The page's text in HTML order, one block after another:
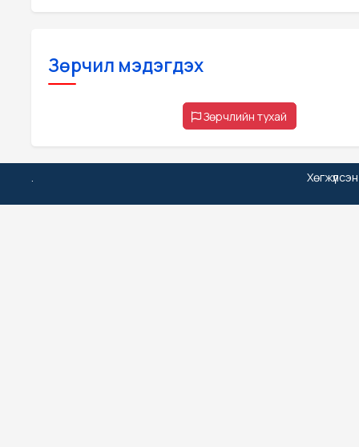
Зөрчил мэдэгдэх
Зөрчлийн тухай
.